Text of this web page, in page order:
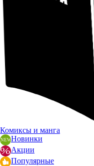
Комиксы и манга
Новинки
Акции
Популярные